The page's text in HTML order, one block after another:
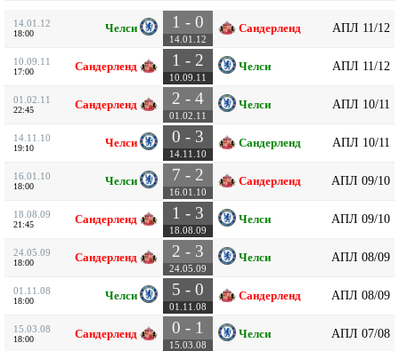
14.01.12
18:00 Челси 1 - 0
14.01.12
Сандерленд АПЛ 11/12
10.09.11
17:00 Сандерленд 1 - 2
10.09.11
Челси АПЛ 11/12
01.02.11
22:45 Сандерленд 2 - 4
01.02.11
Челси АПЛ 10/11
14.11.10
19:10 Челси 0 - 3
14.11.10
Сандерленд АПЛ 10/11
16.01.10
18:00 Челси 7 - 2
16.01.10
Сандерленд АПЛ 09/10
18.08.09
21:45 Сандерленд 1 - 3
18.08.09
Челси АПЛ 09/10
24.05.09
18:00 Сандерленд 2 - 3
24.05.09
Челси АПЛ 08/09
01.11.08
18:00 Челси 5 - 0
01.11.08
Сандерленд АПЛ 08/09
15.03.08
18:00 Сандерленд 0 - 1
15.03.08
Челси АПЛ 07/08